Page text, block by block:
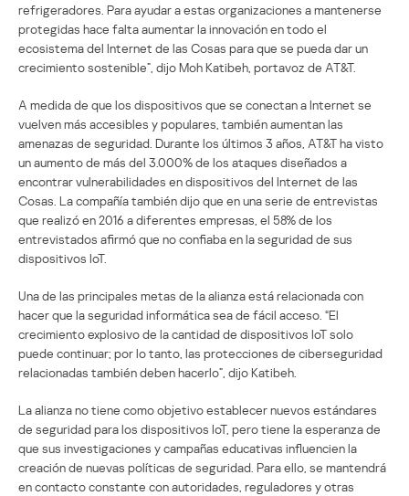
refrigeradores. Para ayudar a estas organizaciones a mantenerse
protegidas hace falta aumentar la innovación en todo el
ecosistema del Internet de las Cosas para que se pueda dar un
crecimiento sostenible”, dijo Moh Katibeh, portavoz de AT&T.
A medida de que los dispositivos que se conectan a Internet se
vuelven más accesibles y populares, también aumentan las
amenazas de seguridad. Durante los últimos 3 años, AT&T ha visto
un aumento de más del 3.000% de los ataques diseñados a
encontrar vulnerabilidades en dispositivos del Internet de las
Cosas. La compañía también dijo que en una serie de entrevistas
que realizó en 2016 a diferentes empresas, el 58% de los
entrevistados afirmó que no confiaba en la seguridad de sus
dispositivos IoT.
Una de las principales metas de la alianza está relacionada con
hacer que la seguridad informática sea de fácil acceso. “El
crecimiento explosivo de la cantidad de dispositivos IoT solo
puede continuar; por lo tanto, las protecciones de ciberseguridad
relacionadas también deben hacerlo”, dijo Katibeh.
La alianza no tiene como objetivo establecer nuevos estándares
de seguridad para los dispositivos IoT, pero tiene la esperanza de
que sus investigaciones y campañas educativas influencien la
creación de nuevas políticas de seguridad. Para ello, se mantendrá
en contacto constante con autoridades, reguladores y otras